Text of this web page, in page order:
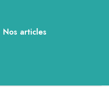
Nos articles